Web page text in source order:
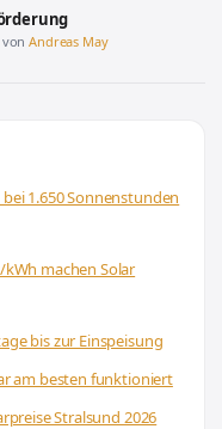
vonAndreas May
1.650 Sonnenstunden
machen Solar
bis zur Einspeisung
am besten funktioniert
Stralsund 2026